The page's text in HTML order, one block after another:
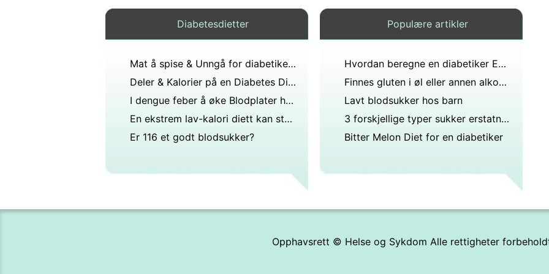
Diabetesdietter
Mat å spise & Unngå for diabetikere
Deler & Kalorier på en Diabetes Diet
I dengue feber å øke Blodplater hvilken type Grønnsaker og frukt spiser?
En ekstrem lav-kalori diett kan stoppe diabetes. Er det trygt?
Er 116 et godt blodsukker?
Populære artikler
Hvordan beregne en diabetiker Exchange- liste i en oppskrift
Finnes gluten i øl eller annen alkoholholdig drikk som er laget av hvete rugbygg?
Lavt blodsukker hos barn
3 forskjellige typer sukker erstatning
Bitter Melon Diet for en diabetiker
Opphavsrett © Helse og Sykdom Alle rettigheter